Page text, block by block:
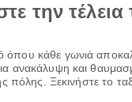
την τέλεια
κάθε γωνιά
ανακάλυψη και
πόλης. Ξεκινήστε το